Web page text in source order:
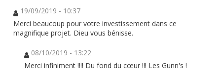
19/09/2019 - 10:37
Merci beaucoup pour votre investissement dans ce
magnifique projet. Dieu vous bénisse.
08/10/2019 - 13:22
Merci infiniment !!!! Du fond du cœur !!! Les Gunn's !